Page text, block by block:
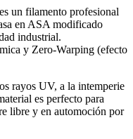
un filamento profesional
en ASA modificado
industrial.
y Zero-Warping (efecto
rayos UV, a la intemperie
es perfecto para
libre y en automoción por